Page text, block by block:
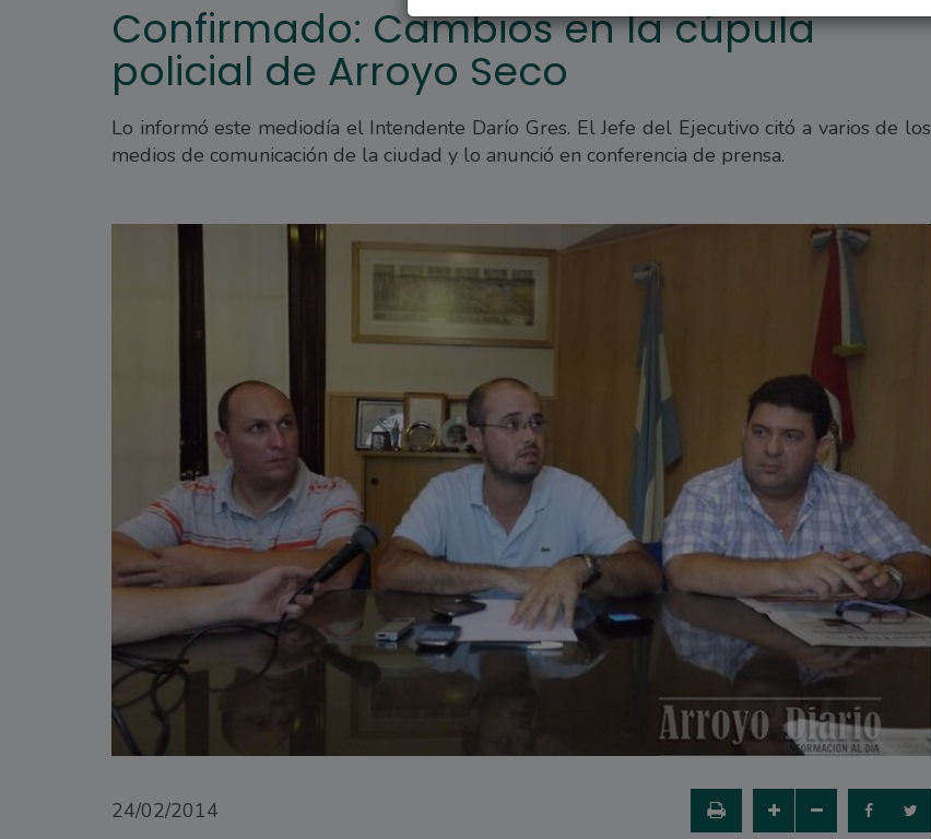
Confirmado: Cambios en la cúpula
policial de Arroyo Seco
Lo informó este mediodía el Intendente Darío Gres. El Jefe del Ejecutivo citó a varios de los
medios de comunicación de la ciudad y lo anunció en conferencia de prensa.
24/02/2014